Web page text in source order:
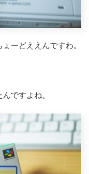
ーどええんですわ。
ですよね。